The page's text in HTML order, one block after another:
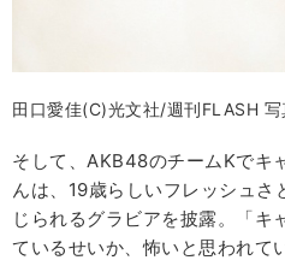
田口愛佳(C)光文社/週刊FLASH
そして、AKB48のチームKでキ
んは、19歳らしいフレッシュさ
じられるグラビアを披露。「キ
ているせいか、怖いと思われて